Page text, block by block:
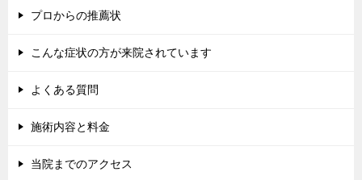
プロからの推薦状
こんな症状の方が来院されています
よくある質問
施術内容と料金
当院までのアクセス